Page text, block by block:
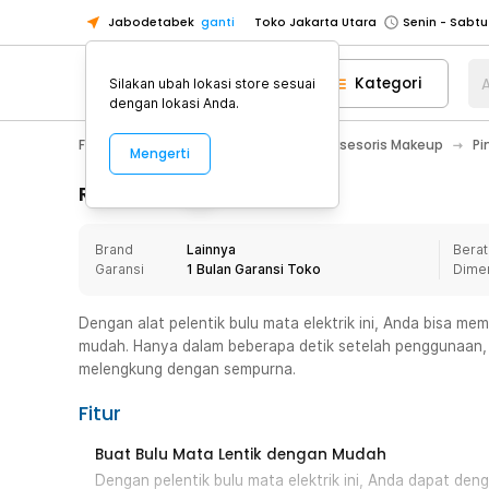
Jabodetabek ganti Toko Jakarta Utara
Toko Tangerang
Toko Cikupa
Pick n Go Jakarta Barat
Senin -
Pick n Go Bekasi
Senin - Jumat
Senin - Jumat
Senin -
Senin -
Toko Tangerang
Toko Cikupa
Senin -
Pick n Go Depok
Senin - Jumat
Kategori
Fashion, Make Up & Beauty Care Aksesoris Makeup
Rincian Produk
Brand
Lainnya
Garansi
1 Bulan Garansi Toko
Dengan alat pelentik bulu mata elektrik ini, Anda bisa
mudah. Hanya dalam beberapa detik setelah
melengkung dengan sempurna.
Fitur
Buat Bulu Mata Lentik dengan Mudah
Dengan pelentik bulu mata elektrik ini, Anda dapat
Silakan ubah lokasi store sesuai
dengan lokasi Anda.
Mengerti